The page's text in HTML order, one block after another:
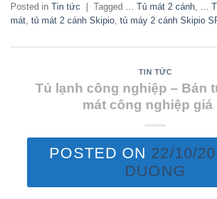
Posted in Tin tức | Tagged ... Tủ mát 2 cánh ...
mát tủ mát 2 cánh Skipio tủ máy 2 cánh Skipio
TIN TỨC
Tủ lạnh công nghiệp – Bán
mát công nghiệp giá
POSTED ON 22/10/
DUONG